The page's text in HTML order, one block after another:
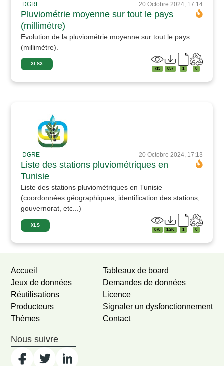
DGRE 20 Octobre 2024, 17:14
Pluviométrie moyenne sur tout le pays
(millimètre)
Evolution de la pluviométrie moyenne sur tout le pays
(millimètre).
XLSX
713 857 1 0
DGRE 20 Octobre 2024, 17:13
Liste des stations pluviométriques en
Tunisie
Liste des stations pluviométriques en Tunisie
(coordonnées géographiques, identification des stations,
gouvernorat, etc...)
XLS
870 1.2K 1 0
Accueil
Jeux de données
Réutilisations
Producteurs
Thèmes
Tableaux de board
Demandes de données
Licence
Signaler un dysfonctionnement
Contact
Nous suivre